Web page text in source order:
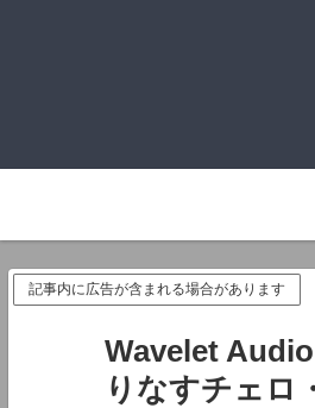
記事内に広告が含まれる場合があります
Wavelet
りなすチェロ